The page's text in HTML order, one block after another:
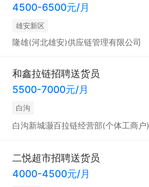
4500-6500元/月
雄安新区
隆雄(河北雄安)供应链管理有限公司
和鑫拉链招聘送货员
5500-7000元/月
白沟
白沟新城灏百拉链经营部(个体工商户)
二悦超市招聘送货员
4000-4500元/月